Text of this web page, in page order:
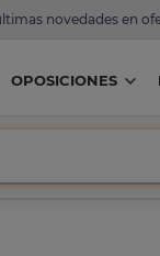
novedades en
OPOSICIONES